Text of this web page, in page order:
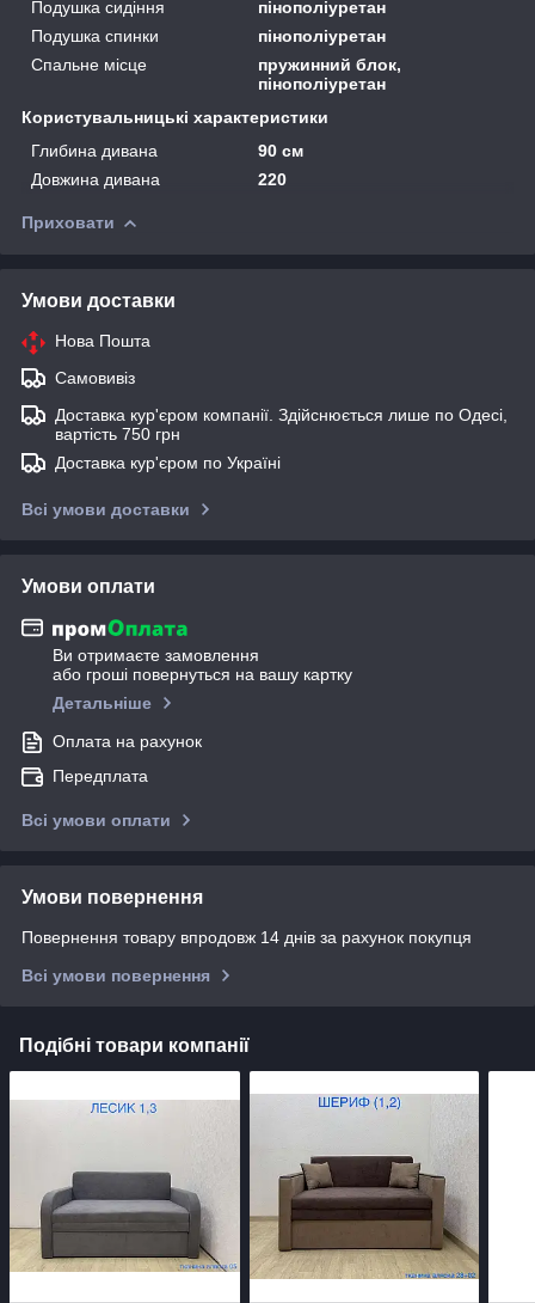
Подушка сидіння
пінополіуретан
Подушка спинки
пінополіуретан
Спальне місце
пружинний блок,
пінополіуретан
Користувальницькі характеристики
Глибина дивана
90 см
Довжина дивана
220
Приховати
Умови доставки
Нова Пошта
Самовивіз
Доставка кур'єром компанії. Здійснюється лише по Одесі,
вартість 750 грн
Доставка кур'єром по Україні
Всі умови доставки
Умови оплати
Ви отримаєте замовлення
або гроші повернуться на вашу картку
Детальніше
Оплата на рахунок
Передплата
Всі умови оплати
Умови повернення
Повернення товару впродовж 14 днів за рахунок покупця
Всі умови повернення
Подібні товари компанії